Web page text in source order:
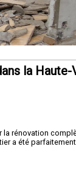
la Haute-
rénovation
a été